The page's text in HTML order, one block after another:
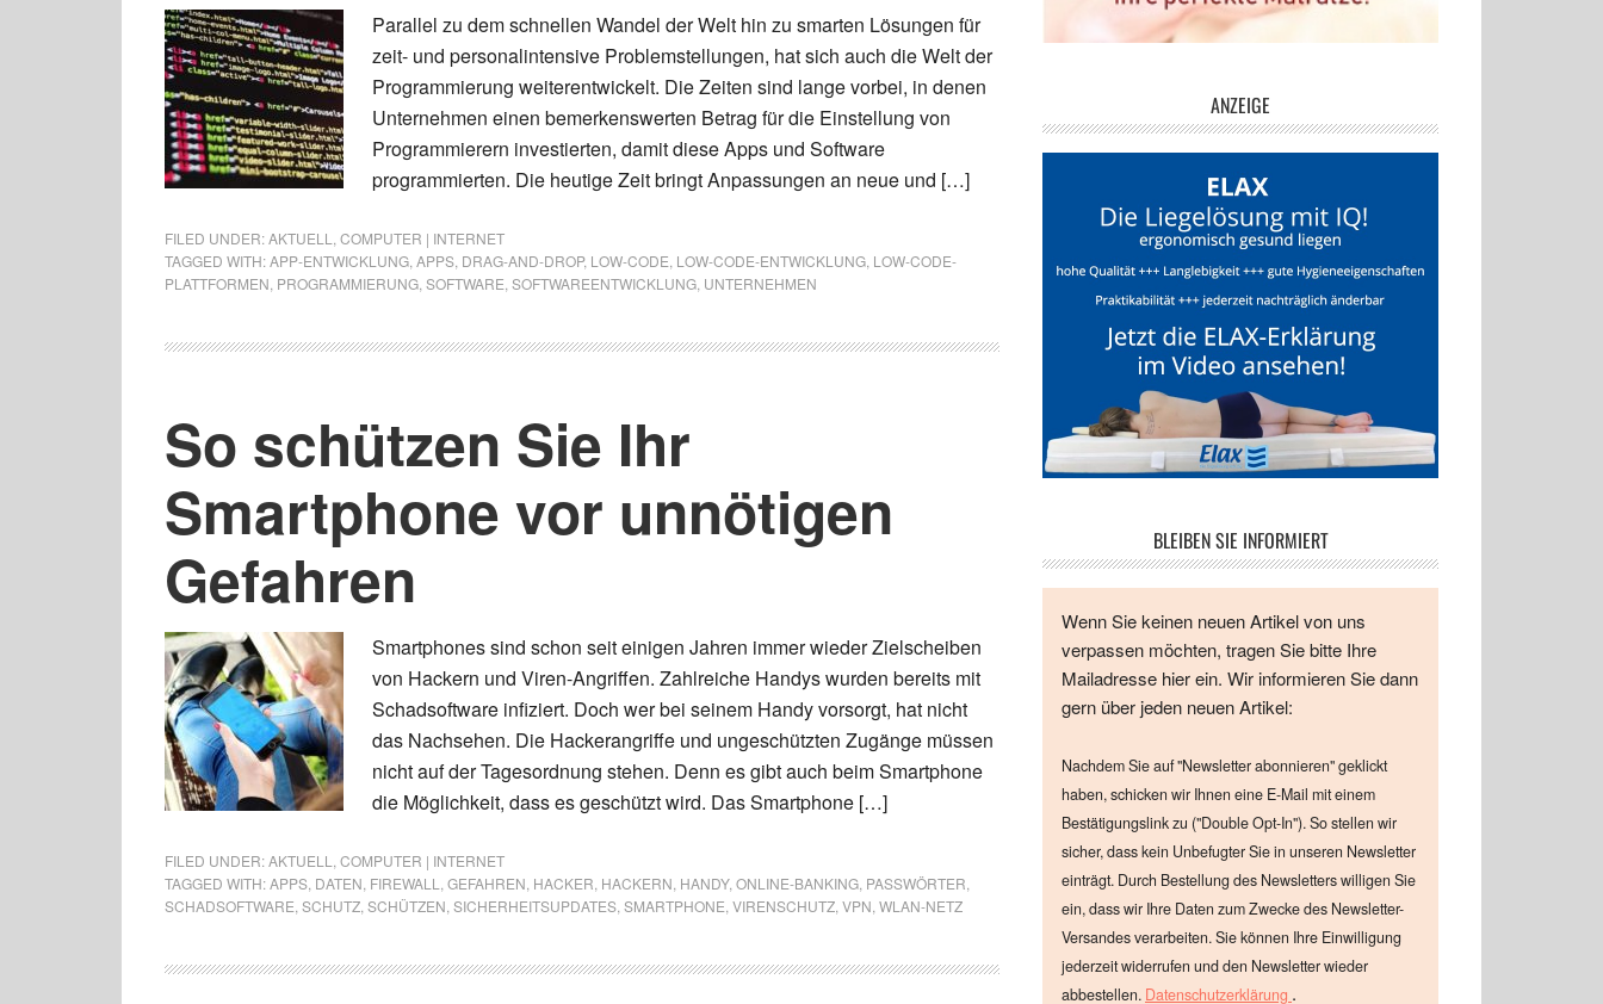
Parallel zu dem schnellen Wandel der Welt hin zu smarten Lösungen für
zeit- und personalintensive Problemstellungen, hat sich auch die Welt der
Programmierung weiterentwickelt. Die Zeiten sind lange vorbei, in denen
Unternehmen einen bemerkenswerten Betrag für die Einstellung von
Programmierern investierten, damit diese Apps und Software
programmierten. Die heutige Zeit bringt Anpassungen an neue und […]
FILED UNDER:AKTUELL
COMPUTER | INTERNET
TAGGED WITH:APP-ENTWICKLUNG APPS DRAG-AND-DROP, LOW-CODE LOW-CODE-ENTWICKLUNG LOW-CODE-
PLATTFORMEN PROGRAMMIERUNG SOFTWARE SOFTWAREENTWICKLUNG UNTERNEHMEN
So schützen Sie Ihr
Smartphone vor unnötigen
Gefahren
Smartphones sind schon seit einigen Jahren immer wieder Zielscheiben
von Hackern und Viren-Angriffen. Zahlreiche Handys wurden bereits mit
Schadsoftware infiziert. Doch wer bei seinem Handy vorsorgt, hat nicht
das Nachsehen. Die Hackerangriffe und ungeschützten Zugänge müssen
nicht auf der Tagesordnung stehen. Denn es gibt auch beim Smartphone
die Möglichkeit, dass es geschützt wird. Das Smartphone […]
FILED UNDER:AKTUELL
COMPUTER | INTERNET
TAGGED WITH:APPS DATEN FIREWALL GEFAHREN HACKER HACKERN HANDY, ONLINE-BANKING PASSWÖRTER
SCHADSOFTWARE SCHUTZ SCHÜTZEN SICHERHEITSUPDATES SMARTPHONE VIRENSCHUTZ VPN WLAN-NETZ
ANZEIGE
BLEIBEN SIE INFORMIERT
Wenn Sie keinen neuen Artikel von uns
verpassen möchten, tragen Sie bitte Ihre
Mailadresse hier ein. Wir informieren Sie dann
gern über jeden neuen Artikel:
Nachdem Sie auf "Newsletter abonnieren" geklickt
haben, schicken wir Ihnen eine E-Mail mit einem
Bestätigungslink zu ("Double Opt-In"). So stellen wir
sicher, dass kein Unbefugter Sie in unseren Newsletter
einträgt. Durch Bestellung des Newsletters willigen Sie
ein, dass wir Ihre Daten zum Zwecke des Newsletter-
Versandes verarbeiten. Sie können Ihre Einwilligung
jederzeit widerrufen und den Newsletter wieder
abbestellen. Datenschutzerklärung .